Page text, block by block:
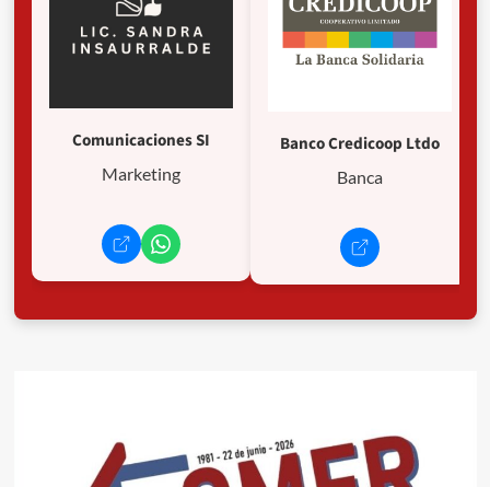
Comunicaciones SI
Marketing
Banco Credicoop Ltdo
Banca